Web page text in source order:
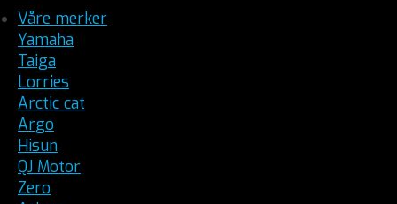
Våre merker
Yamaha
Taiga
Lorries
Arctic cat
Argo
Hisun
QJ Motor
Zero